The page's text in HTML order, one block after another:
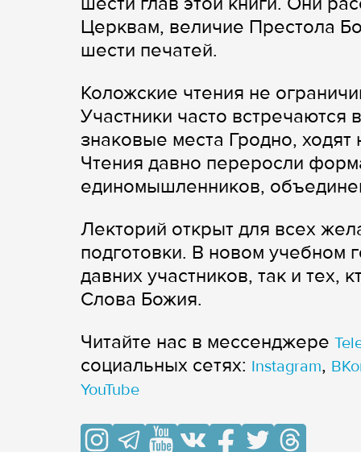
Церквам, величие Престола
шести печатей.
Коложские чтения не
Участники часто
знаковые места Гродно,
Чтения давно переросли
единомышленников,
Лекторий открыт для всех
подготовки. В новом учебном
давних участников, так и тех,
Слова Божия.
Читайте нас в мессенджере
cоциальных сетях: Instagram,
YouTube